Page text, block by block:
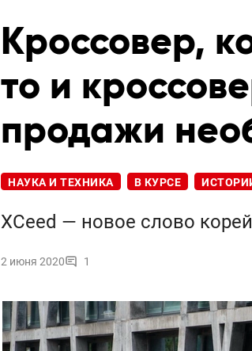
Кроссовер,
то и
продажи
НАУКА И ТЕХНИКА В КУРСЕ
XCeed — новое слово
2 июня 2020 1